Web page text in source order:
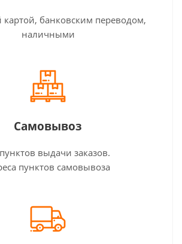
картой, банковским переводом,
наличными
Самовывоз
выдачи заказов.
пунктов самовывоза